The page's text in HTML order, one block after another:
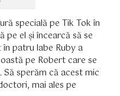
specială pe Tik Tok în
pe el și încearcă să se
patru labe Ruby a
pe Robert care se
sperăm că acest mic
mai ales pe